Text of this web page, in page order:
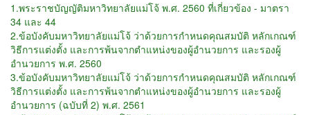
1.พระราชบัญญัติมหาวิทยาลัยแม่โจ้ พ.ศ. 2560 ที่เกี่ยวข้อง - มาตรา
34 และ 44
2.ข้อบังคับมหาวิทยาลัยแม่โจ้ ว่าด้วยการกำหนดคุณสมบัติ หลักเกณฑ์
วิธีการแต่งตั้ง และการพ้นจากตำแหน่งของผู้อำนวยการ และรองผู้
อำนวยการ พ.ศ. 2560
3.ข้อบังคับมหาวิทยาลัยแม่โจ้ ว่าด้วยการกำหนดคุณสมบัติ หลักเกณฑ์
วิธีการแต่งตั้ง และการพ้นจากตำแหน่งของผู้อำนวยการ และรองผู้
อำนวยการ (ฉบับที่ 2) พ.ศ. 2561